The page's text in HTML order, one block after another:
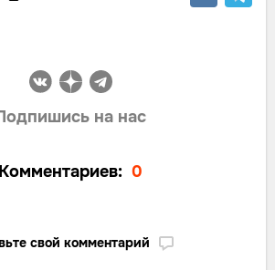
на нас
Комментариев: 0
свой комментарий